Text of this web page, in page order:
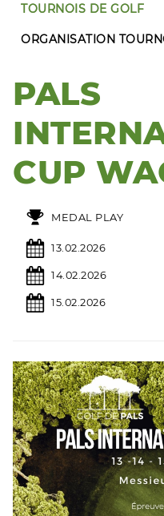
TOURNOIS DE GOLF
ORGANISATION
PALS
CUP
MEDAL PLAY
13.02.2026
14.02.2026
15.02.2026